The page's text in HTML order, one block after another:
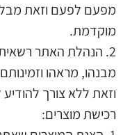
מפעם לפעם וזאת
מוקדמת.
2. הנהלת האתר
מבנהו, מראהו
וזאת ללא צורך
רכישת מוצרים: